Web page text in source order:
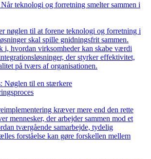
teknologi og forretning smelter sammen i
nøglen til at forene teknologi og forretning i
skal spille gnidningsfrit sammen.
i, hvordan virksomheder kan skabe værdi
der styrker effektivitet,
på tværs af organisationen.
Nøglen til en stærkere
kræver mere end den rette
mennesker, der arbejder sammen mod et
tværgående samarbejde, tydelig
forståelse kan gøre forskellen mellem